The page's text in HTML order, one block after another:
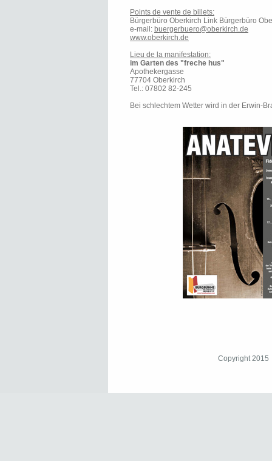
Points de vente de billets:
Bürgerbüro Oberkirch Link Bürgerbüro
e-mail: buergerbuero@oberkirch.de
www.oberkirch.de
Lieu de la manifestation:
im Garten des "freche hus"
Apothekergasse
77704 Oberkirch
Tel.: 07802 82-245
Bei schlechtem Wetter wird in der Erwin-
Copyright 2015